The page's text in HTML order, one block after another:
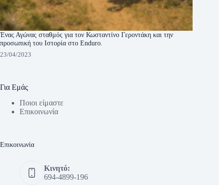
Ένας Αγώνας σταθμός για τον Κωσταντίνο Γεροντάκη και την
προσωπική του Ιστορία στο Enduro.
23/04/2023
Για Εμάς
Ποιοι είμαστε
Eπικοινωνία
Eπικοινωνία
Κινητό:
694-4899-196